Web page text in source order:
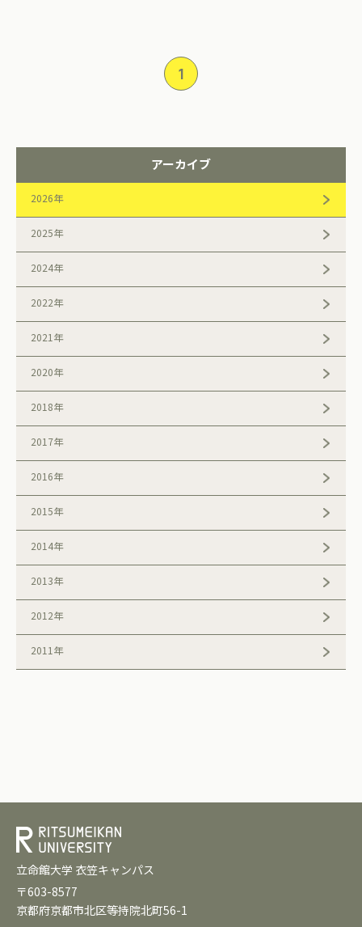
1
アーカイブ
2026年
2025年
2024年
2022年
2021年
2020年
2018年
2017年
2016年
2015年
2014年
2013年
2012年
2011年
立命館大学 衣笠キャンパス
〒603-8577
京都府京都市北区等持院北町56-1